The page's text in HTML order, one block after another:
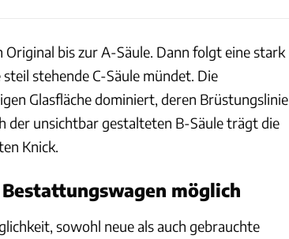
Original bis zur A-Säule. Dann folgt eine stark
stehende C-Säule mündet. Die
Glasfläche dominiert, deren Brüstungslinie
der unsichtbar gestalteten B-Säule trägt die
Knick.
möglich
sowohl neue als auch gebrauchte